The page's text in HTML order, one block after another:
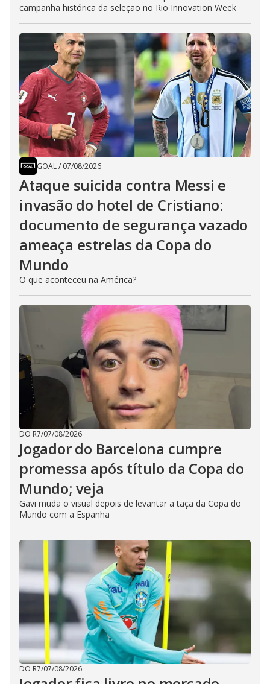
campanha histórica da seleção no Rio Innovation Week
GOAL/ 07/08/2026
Ataque suicida contra Messi e
invasão do hotel de Cristiano:
documento de segurança vazado
ameaça estrelas da Copa do
Mundo
O que aconteceu na América?
DO R7/07/08/2026
Jogador do Barcelona cumpre
promessa após título da Copa do
Mundo; veja
Gavi muda o visual depois de levantar a taça da Copa do
Mundo com a Espanha
DO R7/07/08/2026